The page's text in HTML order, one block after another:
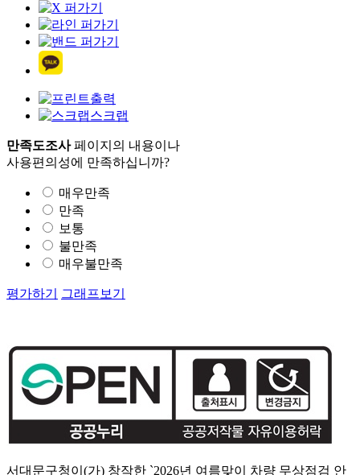
출력
스크랩
만족도조사페이지의 내용이나
사용편의성에 만족하십니까?
매우만족
만족
보통
불만족
매우불만족
평가하기 그래프보기
서대문구청이(가) 창작한 `2026년 여름맞이 차량 무상점검 안